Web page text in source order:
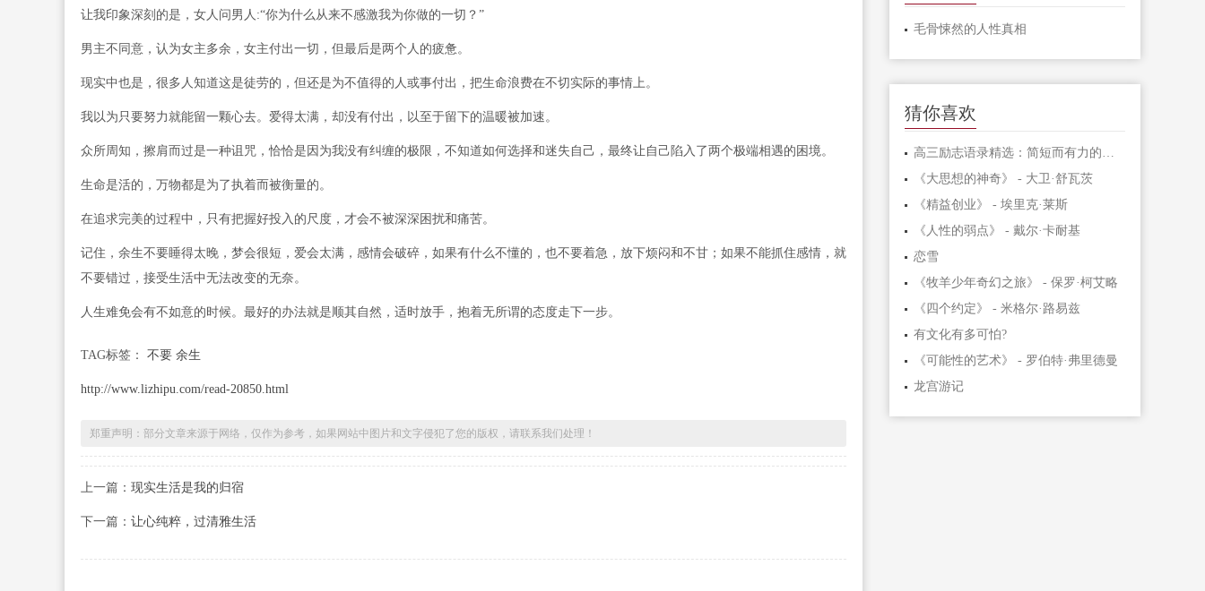
让我印象深刻的是，女人问男人:“你为什么从来不感激我为你做的一切？”
男主不同意，认为女主多余，女主付出一切，但最后是两个人的疲惫。
现实中也是，很多人知道这是徒劳的，但还是为不值得的人或事付出，把生命浪费在不切实际的事情上。
我以为只要努力就能留一颗心去。爱得太满，却没有付出，以至于留下的温暖被加速。
众所周知，擦肩而过是一种诅咒，恰恰是因为我没有纠缠的极限，不知道如何选择和迷失自己，最终让自己陷入了两个极端相遇的困境。
生命是活的，万物都是为了执着而被衡量的。
在追求完美的过程中，只有把握好投入的尺度，才会不被深深困扰和痛苦。
记住，余生不要睡得太晚，梦会很短，爱会太满，感情会破碎，如果有什么不懂的，也不要着急，放下烦闷和不甘；如果不能抓住感情，就
不要错过，接受生活中无法改变的无奈。
人生难免会有不如意的时候。最好的办法就是顺其自然，适时放手，抱着无所谓的态度走下一步。
TAG标签： 不要 余生
http://www.lizhipu.com/read-20850.html
郑重声明：部分文章来源于网络，仅作为参考，如果网站中图片和文字侵犯了您的版权，请联系我们处理！
上一篇： 现实生活是我的归宿
下一篇： 让心纯粹，过清雅生活
毛骨悚然的人性真相
猜你喜欢
高三励志语录精选：简短而有力的激励句子
《大思想的神奇》 - 大卫·舒瓦茨
《精益创业》 - 埃里克·莱斯
《人性的弱点》 - 戴尔·卡耐基
恋雪
《牧羊少年奇幻之旅》 - 保罗·柯艾略
《四个约定》 - 米格尔·路易兹
有文化有多可怕?
《可能性的艺术》 - 罗伯特·弗里德曼
龙宫游记